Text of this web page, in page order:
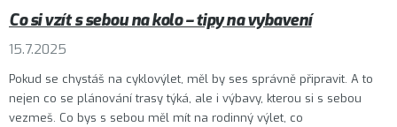
Co si vzít s sebou na kolo – tipy na vybavení
15.7.2025
Pokud se chystáš na cyklovýlet, měl by ses správně připravit. A to
nejen co se plánování trasy týká, ale i výbavy, kterou si s sebou
vezmeš. Co bys s sebou měl mít na rodinný výlet, co